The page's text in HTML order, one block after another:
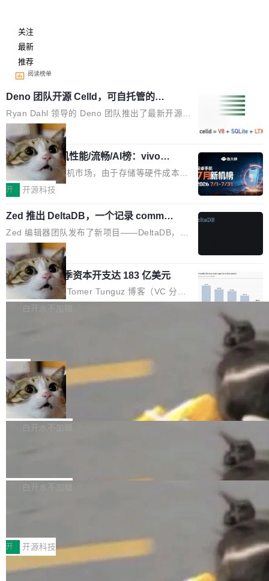
关注
最新
推荐
阅读榜单
Deno 团队开源 Celld，可自托管的分
布式 Durable Objects
Ryan Dahl 领导的 Deno 团队推出了最新开源项
目 Celld，一个能在自己机器上运行 Cloudflare
Workers 和 Durable Objects 的守护进程。 设
计思路很直接：每个对象是一个独立的 SQLite
数据库，按名称寻址，复制到你自己的 S3 兼容
存储库里。节点之间只通过这个存储库协调——
个小型数据库，应用天然按分片构建，单个数据
库的竞争和爆炸半径问题在设计层面就被消除
了。 闲置的 cell 会休眠到几乎不占资源。当 cel
l 迁移或唤醒时，新宿主从 S3 恢复 SQLite 数据
库继续执行。存储库是持久化的唯一真相...
局
鲁大师7月新机性能/流畅/AI榜：vivo夺
性能、流畅双第一，三星Galaxy Z系列
新折叠缺席
2026年7月的手机市场，由于存储等硬件成本暴
增，手机厂商的日子也不好过啊，新机速度明显
高价的三星折叠（三星Galaxy Z Fold8 Ultra / Z
Fold8 / Z Flip8）外，其余要么是中低端机器，
例如iQOO Z11i、REDMI Note 17、REDMI No
te 17 Pro、OPPO K15，要么是vivo X300 E这
样的次旗舰。 Galaxy Z Fold8 Ultra / Z Fold8 /
Z Flip8三款折叠屏新机均在7月22日发布，且全
部搭载骁龙8 Elite Gen5 for Galaxy，它们本该
开 开源科技
Zed 推出 DeltaDB，一个记录 commit
之间所有操作的版本控制系统
Zed 编辑器团队发布了新项目——DeltaDB，一
个在 git commit 之间记录每一次编辑操作的版
本控制系统。目前处于 Early Access 阶段。 De
ltaDB 的核心思路直接写在 landing page 最显
眼的位置：「Software is made between com
mits」——软件是在 commit 之间写出来的。git
是把这段空隙补上。 回退到任何一次编辑：Delt
aDB 捕获 commit 之间的每一次操作，...
局
SpaceXAI 单季资本开支达 183 亿美元
根据风险投资人Tomer Tunguz 博客（VC 分
析）披露的最新分析与第二季度业绩报告，Spac
微软同期总资本开支的四成。 与亚马逊、Alpha
bet、微软以及 Meta 等传统科技巨头相比，Spa
ceXAI的资金消耗速度尤为引人瞩目。然而，支
撑庞大支出的资金来源却呈现出截然不同的面
貌。数据显示，微软和 Meta 主要依托充沛的经
白开水不加糖
一个在终端里运行的编程 agent；Muse Spark
1.2，驱动这个 agent 的新模型。一句话概括：
你可以用 curl -fsSL https://dev.meta.ai/install.
sh | bash 安装一个能在大项目里自动规划、写
代码、验证结果的 AI 终端工具。 据介绍，Muse
个主 agent 循环，外加一组后台 agent。这些后
局
美团开源 LoHoSearch，用知识图谱校
准 AI 能力认知
机器出题的前提，是让机器拥有全局视野。整个
构建流程可以分为四个环节：建图 → 控制难度
白开水不加糖
库，并将作为transport接入Mooncake TENT。
MPComm将作为一种传输引擎接入Mooncake T
ENT，实现零拷贝传输性能提升30%、非零拷贝
传输性能最高提升5倍。UCL-MPComm底层基
白开水不加糖
型案例入选名单》，深信服“面向企业研发场景的
开源 AI 编程平台 CoStrict 应用”凭借卓越的技术
创新与落地成效成功入选。 全链路私有化部署，
开 开源科技
深信服AI算力网关入选工信部人工智能